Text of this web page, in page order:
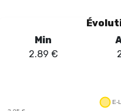
a démontré sa capacité à
puissances plus basses. Sa
Joyetech™, tels que l'eGo
qui recherchent une vape
Min
2.89 €